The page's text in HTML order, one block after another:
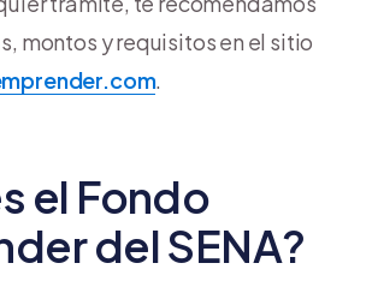
montos y requisitos en el sitio
.
el Fondo
del SENA?